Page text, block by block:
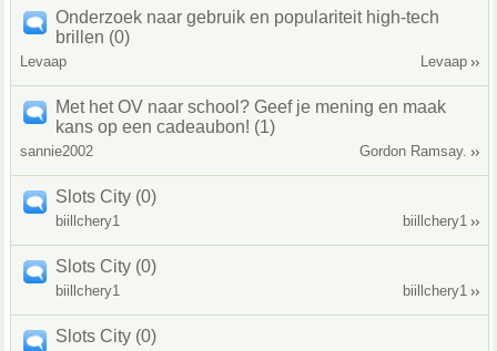
Onderzoek naar gebruik en populariteit high-tech
brillen (0)
Levaap Levaap
Met het OV naar school? Geef je mening en maak
kans op een cadeaubon! (1)
sannie2002 Gordon Ramsay.
Slots City (0)
biillchery1 biillchery1
Slots City (0)
biillchery1 biillchery1
Slots City (0)